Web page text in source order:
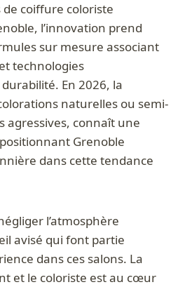
de coiffure coloriste
l’innovation prend
sur mesure associant
technologies
En 2026, la
naturelles ou semi-
agressives, connaît une
Grenoble
dans cette tendance
l’atmosphère
avisé qui font partie
dans ces salons. La
et le coloriste est au cœur